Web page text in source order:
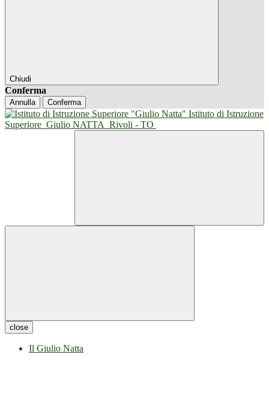
Chiudi
Conferma
Annulla Conferma
Istituto di Istruzione
Superiore Giulio NATTA Rivoli - TO
close
Il Giulio Natta